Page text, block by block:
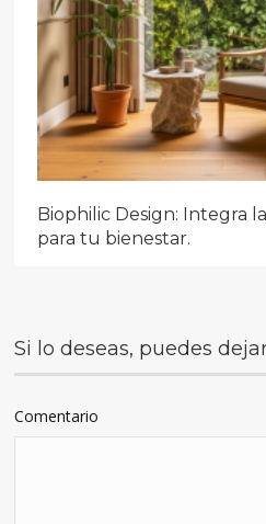
Biophilic Design: Integra
para tu bienestar.
Si lo deseas, puedes
Comentario